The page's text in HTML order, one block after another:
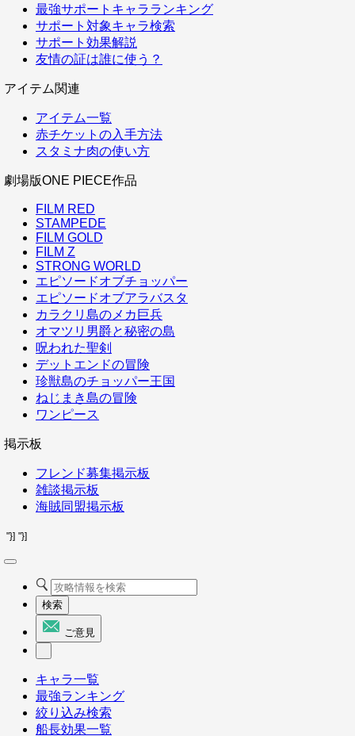
最強サポートキャラランキング
サポート対象キャラ検索
サポート効果解説
友情の証は誰に使う？
アイテム関連
アイテム一覧
赤チケットの入手方法
スタミナ肉の使い方
劇場版ONE PIECE作品
FILM RED
STAMPEDE
FILM GOLD
FILM Z
STRONG WORLD
エピソードオブチョッパー
エピソードオブアラバスタ
カラクリ島のメカ巨兵
オマツリ男爵と秘密の島
呪われた聖剣
デットエンドの冒険
珍獣島のチョッパー王国
ねじまき島の冒険
ワンピース
掲示板
フレンド募集掲示板
雑談掲示板
海賊同盟掲示板
"}] "}]
検索
ご意見
キャラ一覧
最強ランキング
絞り込み検索
船長効果一覧